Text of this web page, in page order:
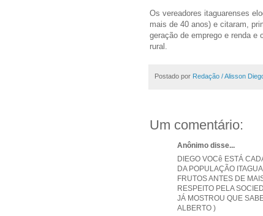
Os vereadores itaguarenses
mais de 40 anos) e citaram,
geração de emprego e renda e
rural.
Postado por Redação / Alisson
Um comentário:
Anônimo disse...
DIEGO VOCê ESTÁ
DA POPULAÇÃO
FRUTOS ANTES DE
RESPEITO PELA
JÁ MOSTROU QUE
ALBERTO )